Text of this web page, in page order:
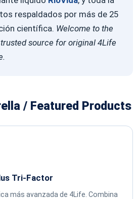
respaldados por más de 25
científica. Welcome to the
source for original 4Life
/ Featured Products
Tri-Factor
más avanzada de 4Life. Combina